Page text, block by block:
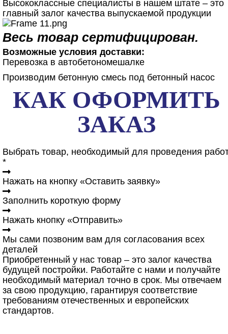
Высококлассные специалисты в нашем штате – это
главный залог качества выпускаемой продукции
Весь товар сертифицирован.
Возможные условия доставки:
Перевозка в автобетономешалке
Производим бетонную смесь под бетонный насос
КАК ОФОРМИТЬ
ЗАКАЗ
Выбрать товар, необходимый для проведения
*
Нажать на кнопку «Оставить заявку»
Заполнить короткую форму
Нажать кнопку «Отправить»
Мы сами позвоним вам для согласования всех
деталей
Приобретенный у нас товар – это залог качества
будущей постройки. Работайте с нами и получайте
необходимый материал точно в срок. Мы отвечаем
за свою продукцию, гарантируя соответствие
требованиям отечественных и европейских
стандартов.